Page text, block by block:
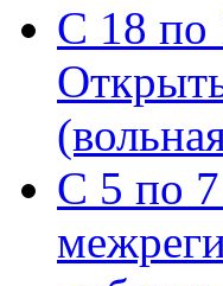
С 18 по
С 5 по